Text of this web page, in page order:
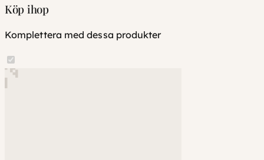
Köp ihop
Komplettera med dessa produkter